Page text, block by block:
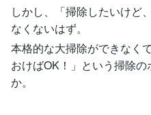
しかし、「掃除したいけ
なくないはず。
本格的な大掃除ができなく
おけばOK！」という掃除
か。